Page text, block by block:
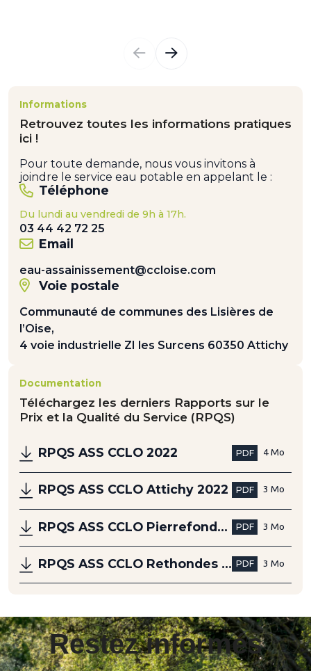
Informations
Retrouvez toutes les informations pratiques
ici !
Pour toute demande, nous vous invitons à
joindre le service eau potable en appelant le :
Téléphone
Du lundi au vendredi de 9h à 17h.
03 44 42 72 25
Email
eau-assainissement@ccloise.com
Voie postale
Communauté de communes des Lisières de
l’Oise,
4 voie industrielle ZI les Surcens 60350 Attichy
Documentation
Téléchargez les derniers Rapports sur le
Prix et la Qualité du Service (RPQS)
RPQS ASS CCLO 2022 PDF 4 Mo
RPQS ASS CCLO Attichy 2022 PDF 3 Mo
RPQS ASS CCLO Pierrefonds 2022 PDF 3 Mo
RPQS ASS CCLO Rethondes 2022 PDF 3 Mo
Restez informés